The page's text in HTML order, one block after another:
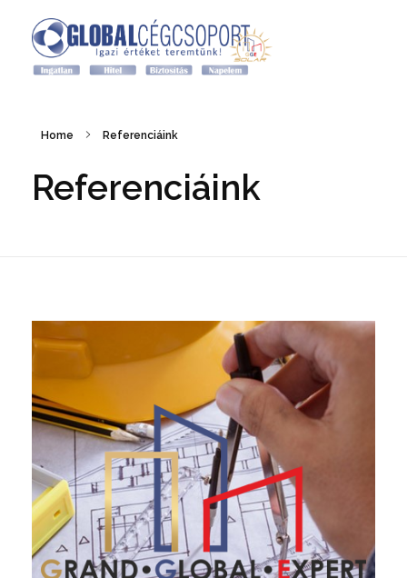
Home Referenciáink
Referenciáink